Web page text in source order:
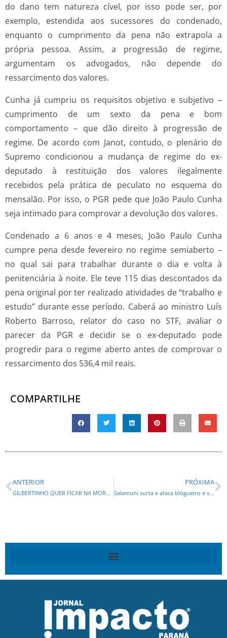
do dano tem natureza cível, por isso pode ser, por
exemplo, estendida aos sucessores do condenado,
enquanto o cumprimento da pena não extrapola a
própria pessoa. Assim, a progressão de regime,
argumentam os advogados, não depende do
ressarcimento dos valores.
Cunha já cumpriu os requisitos objetivo e subjetivo –
cumprimento de um sexto da pena e bom
comportamento – que dão direito à progressão de
regime. De acordo com Janot, contudo, o plenário do
Supremo condicionou a mudança de regime do ex-
deputado à restituição dos valores ilegalmente
recebidos pela prática de peculato no esquema do
mensalão. Por isso, o PGR pede que João Paulo Cunha
seja intimado para comprovar a devolução dos valores.
Condenado a 6 anos e 4 meses, João Paulo Cunha
cumpre pena desde fevereiro no regime semiaberto –
no qual sai para trabalhar durante o dia e volta à
penitenciária à noite. Ele teve 115 dias descontados da
pena original por ter realizado atividades de “trabalho e
estudo” durante esse período. Caberá ao ministro Luís
Roberto Barroso, relator do caso no STF, avaliar o
parecer da PGR e decidir se o ex-deputado pode
progredir para o regime aberto antes de comprovar o
ressarcimento dos 536,4 mil reais.
COMPARTILHE
ANTERIOR
GILBERTINHO QUER FICAR NA MORDOMIA E BERNARDO JÁ PEDIU DEMISSÃO?
PRÓXIMA
Salamuni surta e ataca blogueiro e vereador